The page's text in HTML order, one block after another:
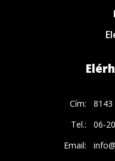
Cím:
8143
Tel.:
06-
Email: